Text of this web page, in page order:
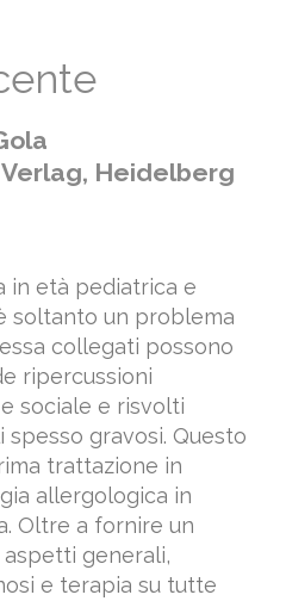
Heidelberg
in età pediatrica e
soltanto un problema
collegati possono
ripercussioni
sociale e risvolti
gravosi. Questo
trattazione in
allergologica in
Oltre a fornire un
generali,
e terapia su tutte